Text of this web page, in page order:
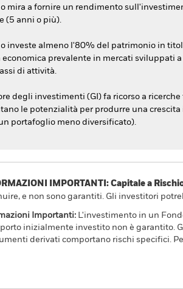
mira a fornire un rendimento
(5 anni o più).
investe almeno l'80% del patrimonio in
economica prevalente in mercati sviluppati
di attività.
degli investimenti (GI) fa ricorso a
le potenzialità per produrre una
portafoglio meno diversificato).
IMPORTANTI: Capitale a
e non sono garantiti. Gli investitori
Importanti: L'investimento in un
inizialmente investito non è garantito.
derivati comportano rischi specifici.